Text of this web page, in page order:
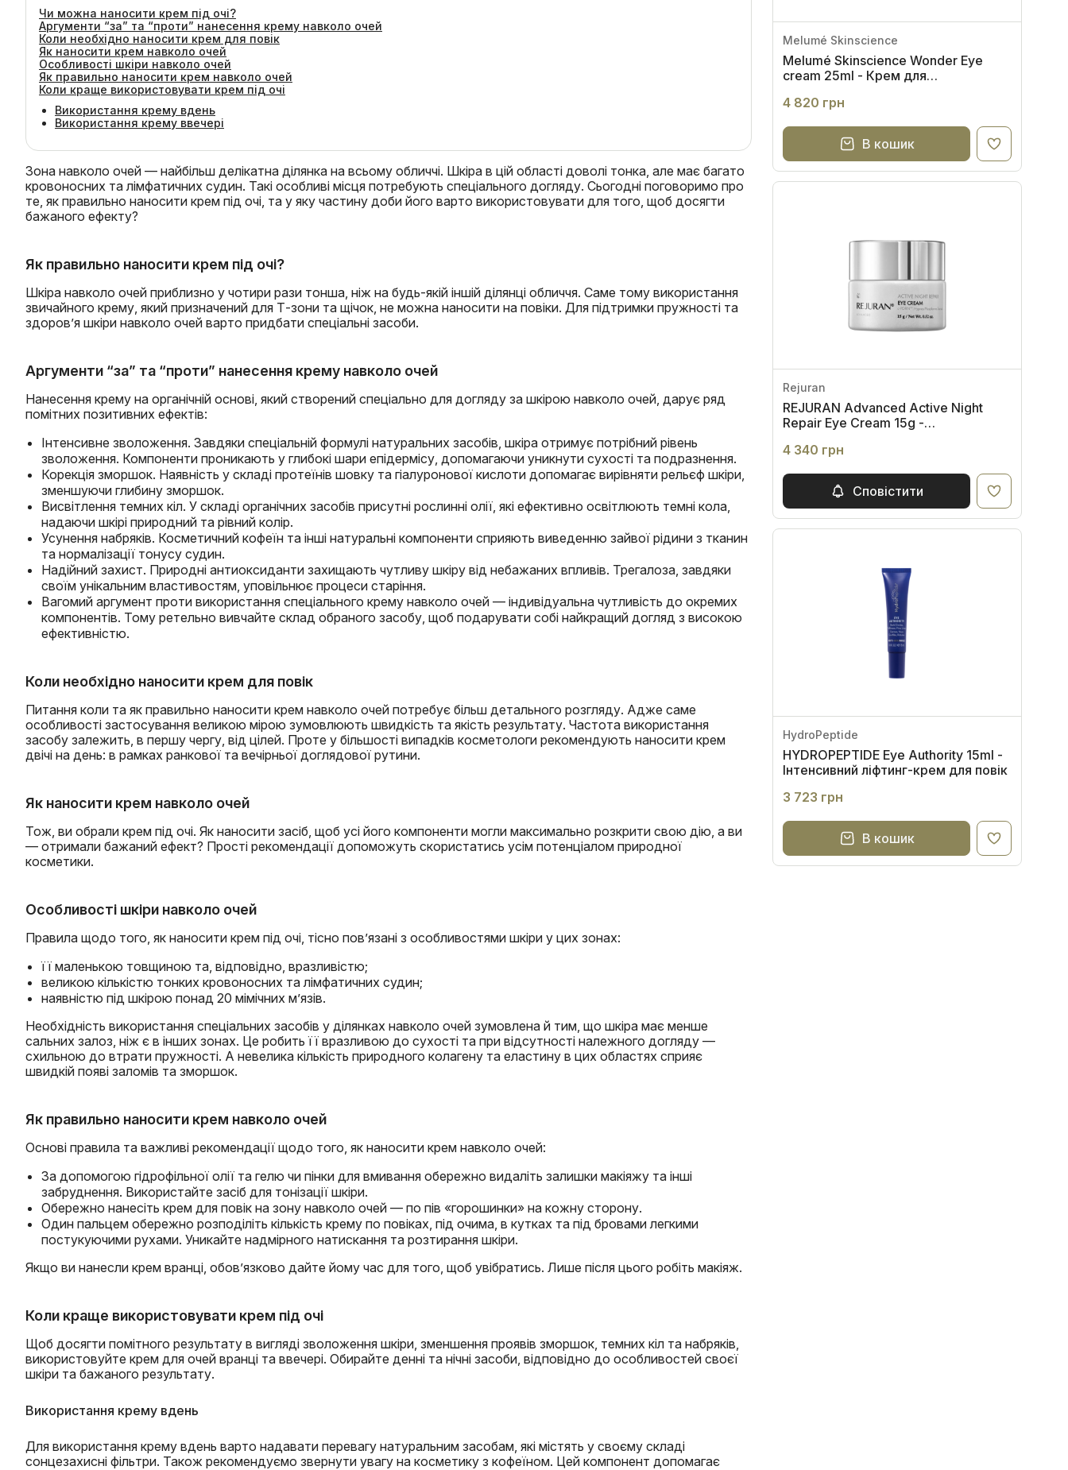
Чи можна наносити крем під очі?
Аргументи “за” та “проти” нанесення крему навколо очей
Коли необхідно наносити крем для повік
Як наносити крем навколо очей
Особливості шкіри навколо очей
Як правильно наносити крем навколо очей
Коли краще використовувати крем під очі
Використання крему вдень
Використання крему ввечері
Зона навколо очей — найбільш делікатна ділянка на всьому обличчі. Шкіра в цій області доволі тонка, але має багато
кровоносних та лімфатичних судин. Такі особливі місця потребують спеціального догляду. Сьогодні поговоримо про
те, як правильно наносити крем під очі, та у яку частину доби його варто використовувати для того, щоб досягти
бажаного ефекту?
Як правильно наносити крем під очі?
Шкіра навколо очей приблизно у чотири рази тонша, ніж на будь-якій іншій ділянці обличчя. Саме тому використання
звичайного крему, який призначений для Т-зони та щічок, не можна наносити на повіки. Для підтримки пружності та
здоров’я шкіри навколо очей варто придбати спеціальні засоби.
Аргументи “за” та “проти” нанесення крему навколо очей
Нанесення крему на органічній основі, який створений спеціально для догляду за шкірою навколо очей, дарує ряд
помітних позитивних ефектів:
Інтенсивне зволоження. Завдяки спеціальній формулі натуральних засобів, шкіра отримує потрібний рівень
зволоження. Компоненти проникають у глибокі шари епідермісу, допомагаючи уникнути сухості та подразнення.
Корекція зморшок. Наявність у складі протеїнів шовку та гіалуронової кислоти допомагає вирівняти рельєф шкіри,
зменшуючи глибину зморшок.
Висвітлення темних кіл. У складі органічних засобів присутні рослинні олії, які ефективно освітлюють темні кола,
надаючи шкірі природний та рівний колір.
Усунення набряків. Косметичний кофеїн та інші натуральні компоненти сприяють виведенню зайвої рідини з тканин
та нормалізації тонусу судин.
Надійний захист. Природні антиоксиданти захищають чутливу шкіру від небажаних впливів. Трегалоза, завдяки
своїм унікальним властивостям, уповільнює процеси старіння.
Вагомий аргумент проти використання спеціального крему навколо очей — індивідуальна чутливість до окремих
компонентів. Тому ретельно вивчайте склад обраного засобу, щоб подарувати собі найкращий догляд з високою
ефективністю.
Коли необхідно наносити крем для повік
Питання коли та як правильно наносити крем навколо очей потребує більш детального розгляду. Адже саме
особливості застосування великою мірою зумовлюють швидкість та якість результату. Частота використання
засобу залежить, в першу чергу, від цілей. Проте у більшості випадків косметологи рекомендують наносити крем
двічі на день: в рамках ранкової та вечірньої доглядової рутини.
Як наносити крем навколо очей
Тож, ви обрали крем під очі. Як наносити засіб, щоб усі його компоненти могли максимально розкрити свою дію, а ви
— отримали бажаний ефект? Прості рекомендації допоможуть скористатись усім потенціалом природної
косметики.
Особливості шкіри навколо очей
Правила щодо того, як наносити крем під очі, тісно пов’язані з особливостями шкіри у цих зонах:
її маленькою товщиною та, відповідно, вразливістю;
великою кількістю тонких кровоносних та лімфатичних судин;
наявністю під шкірою понад 20 мімічних м’язів.
Необхідність використання спеціальних засобів у ділянках навколо очей зумовлена й тим, що шкіра має менше
сальних залоз, ніж є в інших зонах. Це робить її вразливою до сухості та при відсутності належного догляду —
схильною до втрати пружності. А невелика кількість природного колагену та еластину в цих областях сприяє
швидкій появі заломів та зморшок.
Як правильно наносити крем навколо очей
Основі правила та важливі рекомендації щодо того, як наносити крем навколо очей:
За допомогою гідрофільної олії та гелю чи пінки для вмивання обережно видаліть залишки макіяжу та інші
забруднення. Використайте засіб для тонізації шкіри.
Обережно нанесіть крем для повік на зону навколо очей — по пів «горошинки» на кожну сторону.
Один пальцем обережно розподіліть кількість крему по повіках, під очима, в кутках та під бровами легкими
постукуючими рухами. Уникайте надмірного натискання та розтирання шкіри.
Якщо ви нанесли крем вранці, обов’язково дайте йому час для того, щоб увібратись. Лише після цього робіть макіяж.
Коли краще використовувати крем під очі
Щоб досягти помітного результату в вигляді зволоження шкіри, зменшення проявів зморшок, темних кіл та набряків,
використовуйте крем для очей вранці та ввечері. Обирайте денні та нічні засоби, відповідно до особливостей своєї
шкіри та бажаного результату.
Використання крему вдень
Для використання крему вдень варто надавати перевагу натуральним засобам, які містять у своєму складі
сонцезахисні фільтри. Також рекомендуємо звернути увагу на косметику з кофеїном. Цей компонент допомагає
Melumé Skinscience
Melumé Skinscience Wonder Eye
cream 25ml - Крем для
навколо очей
4 820 грн
В кошик
Rejuran
REJURAN Advanced Active Night
Repair Eye Cream 15g -
шкіри навколо очей
4 340 грн
Сповістити
HydroPeptide
HYDROPEPTIDE Eye Authority 15ml -
Інтенсивний ліфтинг-крем для повік
3 723 грн
В кошик